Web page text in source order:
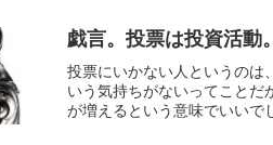
戯言。投票は投資活動
投票にいかない人というのは
いう気持ちがないってことだ
が増えるという意味でいいで